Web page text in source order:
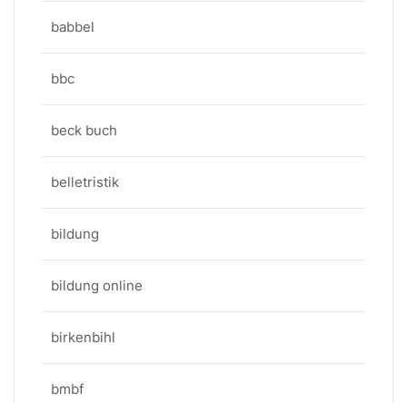
babbel
bbc
beck buch
belletristik
bildung
bildung online
birkenbihl
bmbf